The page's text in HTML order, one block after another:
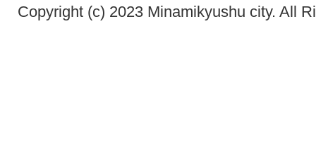
Copyright (c) 2023 Minamikyushu city. All